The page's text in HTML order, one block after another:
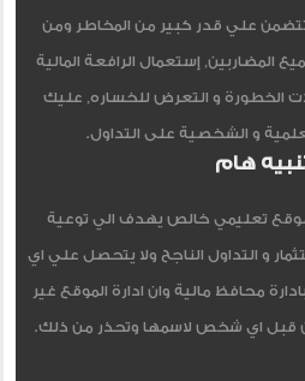
تتضمن علي قدر كبير من المخاطر ومن
المضاربين, إستعمال الرافعة المالية
الخطورة و التعرض للخساره, عليك
و الشخصية على التداول.
هام
تعليمي خالص يهدف الي توعية
و التداول الناجح ولا يتحصل علي اي
محافظ مالية وان ادارة الموقع غير
قبل اي شخص لاسمها وتحذر من ذلك.